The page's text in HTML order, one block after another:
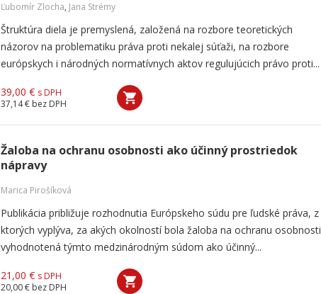
Ľubomír Zlocha, Jana Strémy
Štruktúra diela je premyslená, založená na rozbore teoretických
názorov na problematiku práva proti nekalej súťaži, na rozbore
európskych i národných normatívnych aktov regulujúcich právo proti...
39,00 € s DPH
37,14 € bez DPH
Žaloba na ochranu osobnosti ako účinný prostriedok
nápravy
Marica Pirošíková
Publikácia približuje rozhodnutia Európskeho súdu pre ľudské práva, z
ktorých vyplýva, za akých okolností bola žaloba na ochranu osobnosti
vyhodnotená týmto medzinárodným súdom ako účinný...
21,00 € s DPH
20,00 € bez DPH